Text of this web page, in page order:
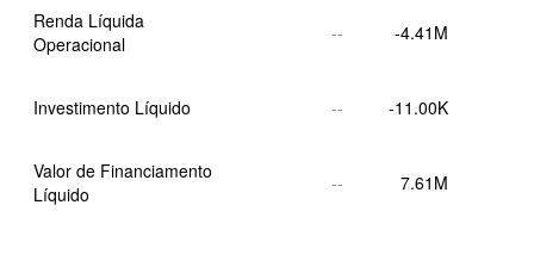
Renda Líquida
Operacional
-- -4.41M
Investimento Líquido -- -11.00K
Valor de Financiamento
Líquido
-- 7.61M